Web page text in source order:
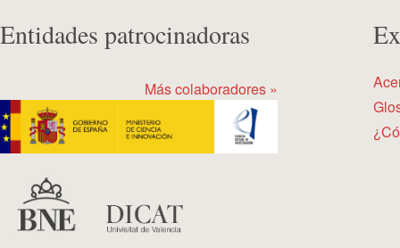
Entidades patrocinadoras
Más colaboradores »